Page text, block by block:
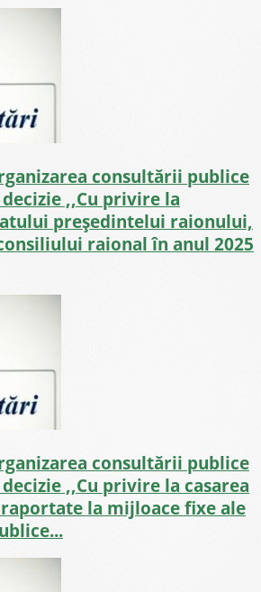
consultării publice
,,Cu privire la
președintelui raionului,
raional în anul 2025
consultării publice
,,Cu privire la casarea
la mijloace fixe ale